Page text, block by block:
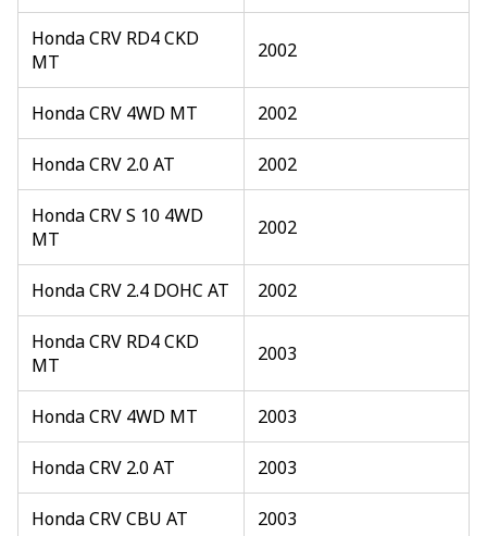
Honda CRV RD4 CKD
MT
2002
Honda CRV 4WD MT 2002
Honda CRV 2.0 AT 2002
Honda CRV S 10 4WD
MT
2002
Honda CRV 2.4 DOHC AT 2002
Honda CRV RD4 CKD
MT
2003
Honda CRV 4WD MT 2003
Honda CRV 2.0 AT 2003
Honda CRV CBU AT 2003